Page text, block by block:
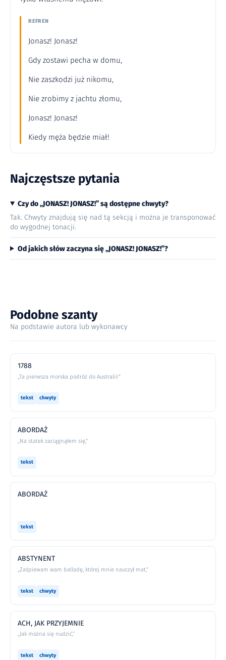
REFREN
Jonasz! Jonasz!
Gdy zostawi pecha w domu,
Nie zaszkodzi już nikomu,
Nie zrobimy z jachtu złomu,
Jonasz! Jonasz!
Kiedy męża będzie miał!
Najczęstsze pytania
Czy do „JONASZ! JONASZ!” są dostępne chwyty?
Tak. Chwyty znajdują się nad tą sekcją i można je transponować
do wygodnej tonacji.
Od jakich słów zaczyna się „JONASZ! JONASZ!”?
Podobne szanty
Na podstawie autora lub wykonawcy
1788
„Ta pierwsza morska podróż do Australii!”
tekst chwyty
ABORDAŻ
„Na statek zaciągnąłem się,”
tekst
ABORDAŻ
tekst
ABSTYNENT
„Zaśpiewam wam balladę, której mnie nauczył mat,”
tekst chwyty
ACH, JAK PRZYJEMNIE
„Jak można się nudzić,”
tekst chwyty